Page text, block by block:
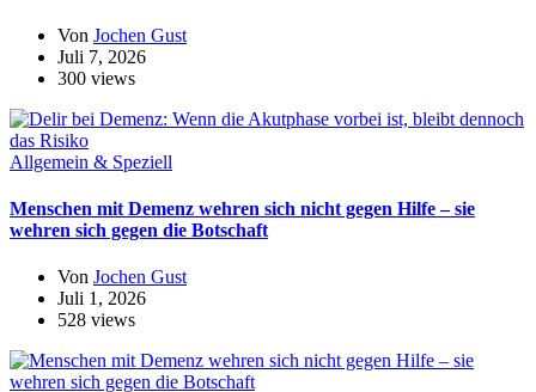
Von Jochen Gust
Juli 7, 2026
300 views
Allgemein & Speziell
Menschen mit Demenz wehren sich nicht gegen Hilfe – sie
wehren sich gegen die Botschaft
Von Jochen Gust
Juli 1, 2026
528 views